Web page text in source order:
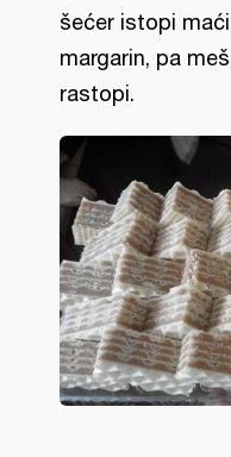
šećer istopi
margarin, pa
rastopi.